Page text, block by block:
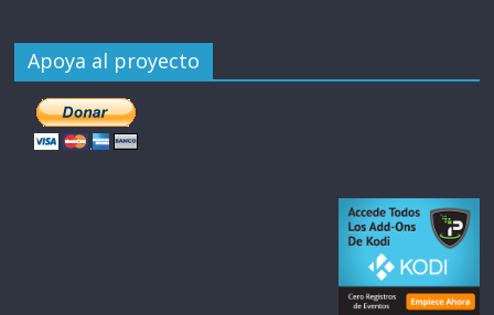
Apoya al proyecto